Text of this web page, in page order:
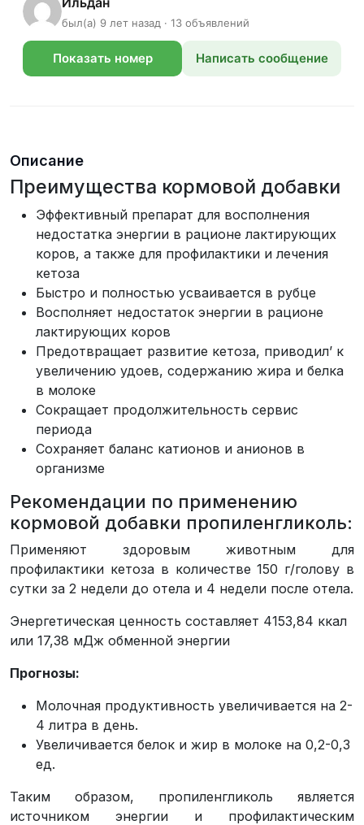
был(а) 9 лет назад · 13 объявлений
Показать номер Написать сообщение
Описание
Преимущества кормовой добавки
Эффективный препарат для восполнения
недостатка энергии в рационе лактирующих
коров, а также для профилактики и лечения
кетоза
Быстро и полностью усваивается в рубце
Восполняет недостаток энергии в рационе
лактирующих коров
Предотвращает развитие кетоза, приводил’ к
увеличению удоев, содержанию жира и белка
в молоке
Сокращает продолжительность сервис
периода
Сохраняет баланс катионов и анионов в
организме
Рекомендации по применению
кормовой добавки пропиленгликоль:
Применяют здоровым животным для
профилактики кетоза в количестве 150 г/голову в
сутки за 2 недели до отела и 4 недели после отела.
Энергетическая ценность составляет 4153,84 ккал
или 17,38 мДж обменной энергии
Прогнозы:
Молочная продуктивность увеличивается на 2-
4 литра в день.
Увеличивается белок и жир в молоке на 0,2-0,3
ед.
Таким образом, пропиленгликоль является
источником энергии и профилактическим